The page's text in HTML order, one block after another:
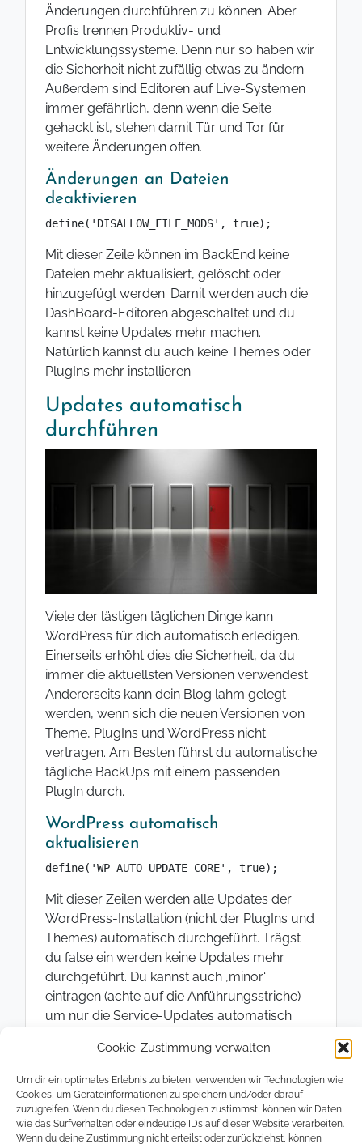
Cookie-Zustimmung verwalten
Um dir ein optimales Erlebnis zu bieten, verwenden wir Technologien wie
Cookies, um Geräteinformationen zu speichern und/oder darauf
zuzugreifen. Wenn du diesen Technologien zustimmst, können wir Daten
wie das Surfverhalten oder eindeutige IDs auf dieser Website verarbeiten.
Wenn du deine Zustimmung nicht erteilst oder zurückziehst, können
Änderungen durchführen zu können. Aber
Profis trennen Produktiv- und
Entwicklungssysteme. Denn nur so haben wir
die Sicherheit nicht zufällig etwas zu ändern.
Außerdem sind Editoren auf Live-Systemen
immer gefährlich, denn wenn die Seite
gehackt ist, stehen damit Tür und Tor für
weitere Änderungen offen.
Änderungen an Dateien
deaktivieren
define('DISALLOW_FILE_MODS', true);
Mit dieser Zeile können im BackEnd keine
Dateien mehr aktualisiert, gelöscht oder
hinzugefügt werden. Damit werden auch die
DashBoard-Editoren abgeschaltet und du
kannst keine Updates mehr machen.
Natürlich kannst du auch keine Themes oder
PlugIns mehr installieren.
Updates automatisch
durchführen
Viele der lästigen täglichen Dinge kann
WordPress für dich automatisch erledigen.
Einerseits erhöht dies die Sicherheit, da du
immer die aktuellsten Versionen verwendest.
Andererseits kann dein Blog lahm gelegt
werden, wenn sich die neuen Versionen von
Theme, PlugIns und WordPress nicht
vertragen. Am Besten führst du automatische
tägliche BackUps mit einem passenden
PlugIn durch.
WordPress automatisch
aktualisieren
define('WP_AUTO_UPDATE_CORE', true);
Mit dieser Zeilen werden alle Updates der
WordPress-Installation (nicht der PlugIns und
Themes) automatisch durchgeführt. Trägst
du false ein werden keine Updates mehr
durchgeführt. Du kannst auch ‚minor‘
eintragen (achte auf die Anführungsstriche)
um nur die Service-Updates automatisch
WordPress verhindern
define('AUTOMATIC_UPDATER_DISABLED', true);
Die aktuellen Versionen von WordPress